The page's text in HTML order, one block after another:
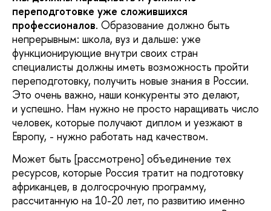
переподготовке уже сложившихся
профессионалов. Образование должно быть
непрерывным: школа, вуз и дальше: уже
функционирующие внутри своих стран
специалисты должны иметь возможность пройти
переподготовку, получить новые знания в России.
Это очень важно, наши конкуренты это делают,
и успешно. Нам нужно не просто наращивать число
человек, которые получают диплом и уезжают в
Европу, - нужно работать над качеством.
Может быть [рассмотрено] объединение тех
ресурсов, которые Россия тратит на подготовку
африканцев, в долгосрочную программу,
рассчитанную на 10-20 лет, по развитию именно